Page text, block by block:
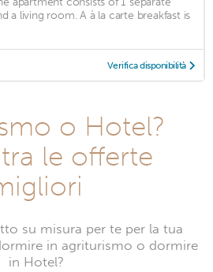
a living room. A à la carte breakfast is
Verifica disponibilità
o Hotel?
le offerte
su misura per te per la tua
in agriturismo o dormire
in Hotel?